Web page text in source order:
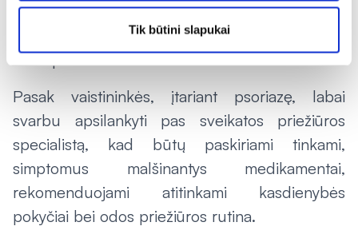
Tik būtini slapukai
švelnesni odai, nei sintetiniai audiniai. Per
ankšti drabužiai vėlgi gali sukelti dirginimą bei
odos pažeidimus.
Pasak vaistininkės, įtariant psoriazę, labai
svarbu apsilankyti pas sveikatos priežiūros
specialistą, kad būtų paskiriami tinkami,
simptomus malšinantys medikamentai,
rekomenduojami atitinkami kasdienybės
pokyčiai bei odos priežiūros rutina.